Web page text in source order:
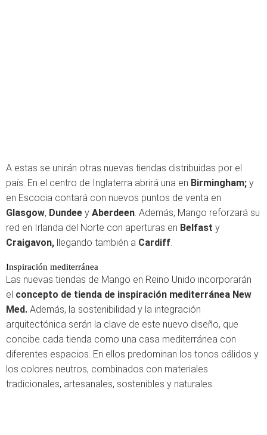
A estas se unirán otras nuevas tiendas distribuidas por el
país. En el centro de Inglaterra abrirá una en Birmingham; y
en Escocia contará con nuevos puntos de venta en
Glasgow, Dundee y Aberdeen. Además, Mango reforzará su
red en Irlanda del Norte con aperturas en Belfast y
Craigavon, llegando también a Cardiff.
Inspiración mediterránea
Las nuevas tiendas de Mango en Reino Unido incorporarán
el concepto de tienda de inspiración mediterránea New
Med. Además, la sostenibilidad y la integración
arquitectónica serán la clave de este nuevo diseño, que
concibe cada tienda como una casa mediterránea con
diferentes espacios. En ellos predominan los tonos cálidos y
los colores neutros, combinados con materiales
tradicionales, artesanales, sostenibles y naturales.